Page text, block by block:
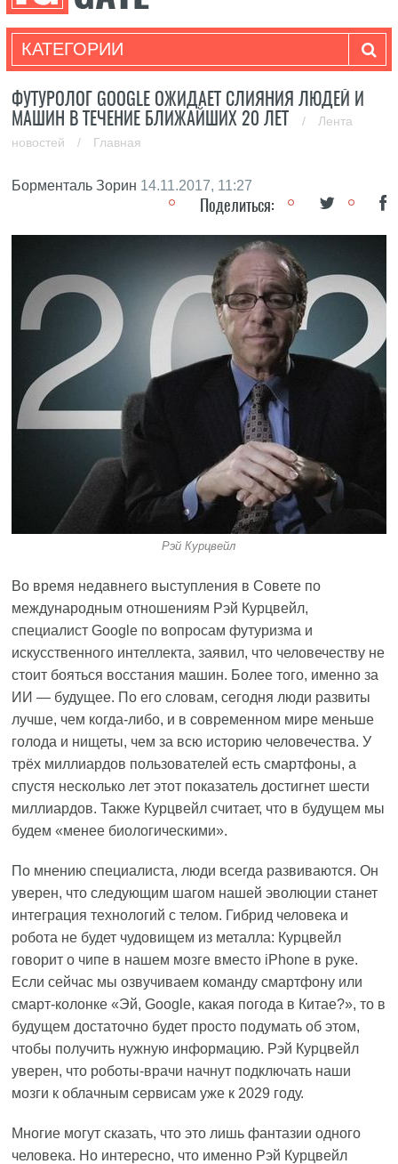
КАТЕГОРИИ
ФУТУРОЛОГ GOOGLE ОЖИДАЕТ СЛИЯНИЯ ЛЮДЕЙ И
МАШИН В ТЕЧЕНИЕ БЛИЖАЙШИХ 20 ЛЕТ
/
Лента
новостей
/ Главная
Борменталь Зорин 14.11.2017, 11:27
Поделиться:
Рэй Курцвейл
Во время недавнего выступления в Совете по
международным отношениям Рэй Курцвейл,
специалист Google по вопросам футуризма и
искусственного интеллекта, заявил, что человечеству не
стоит бояться восстания машин. Более того, именно за
ИИ — будущее. По его словам, сегодня люди развиты
лучше, чем когда-либо, и в современном мире меньше
голода и нищеты, чем за всю историю человечества. У
трёх миллиардов пользователей есть смартфоны, а
спустя несколько лет этот показатель достигнет шести
миллиардов. Также Курцвейл считает, что в будущем мы
будем «менее биологическими».
По мнению специалиста, люди всегда развиваются. Он
уверен, что следующим шагом нашей эволюции станет
интеграция технологий с телом. Гибрид человека и
робота не будет чудовищем из металла: Курцвейл
говорит о чипе в нашем мозге вместо iPhone в руке.
Если сейчас мы озвучиваем команду смартфону или
смарт-колонке «Эй, Google, какая погода в Китае?», то в
будущем достаточно будет просто подумать об этом,
чтобы получить нужную информацию. Рэй Курцвейл
уверен, что роботы-врачи начнут подключать наши
мозги к облачным сервисам уже к 2029 году.
Многие могут сказать, что это лишь фантазии одного
человека. Но интересно, что именно Рэй Курцвейл